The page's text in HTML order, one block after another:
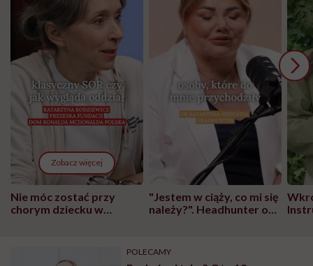
Zobacz więcej
Nie móc zostać przy
chorym dziecku w
głupota i brak
"Jestem w ciąży, co mi się
należy?". Headhunter o
pracy
POLECAMY